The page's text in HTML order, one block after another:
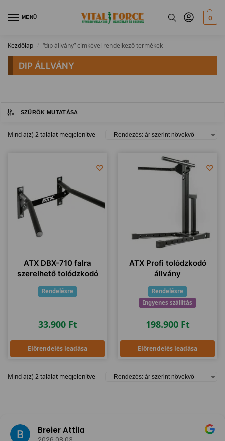
MENÜ 0
Kezdőlap / “dip állvány” címkével rendelkező termékek
DIP ÁLLVÁNY
SZŰRŐK MUTATÁSA
Mind a(z) 2 találat megjelenítve
ATX DBX-710 falra
szerelhető tolódzkodó
Rendelésre
33.900 Ft
Előrendelés leadása
ATX Profi tolódzkodó
állvány
Rendelésre
Ingyenes szállítás
198.900 Ft
Előrendelés leadása
Mind a(z) 2 találat megjelenítve
Breier Attila